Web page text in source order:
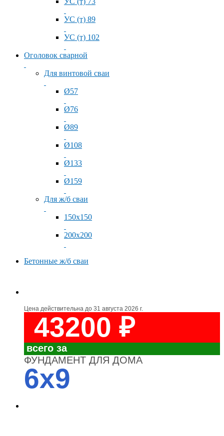
УС (т) 89
УС (т) 102
Оголовок сварной
Для винтовой сваи
Ø57
Ø76
Ø89
Ø108
Ø133
Ø159
Для ж/б сваи
150x150
200x200
Бетонные ж/б сваи
Цена действительна до 31 августа 2026 г.
43200 ₽
всего за
ФУНДАМЕНТ ДЛЯ ДОМА
6x9